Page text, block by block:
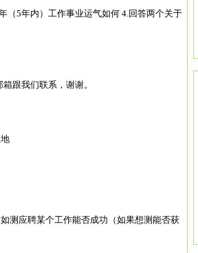
（5年内）工作事业运气如何 4.回答两个关于
跟我们联系，谢谢。
测应聘某个工作能否成功（如果想测能否获